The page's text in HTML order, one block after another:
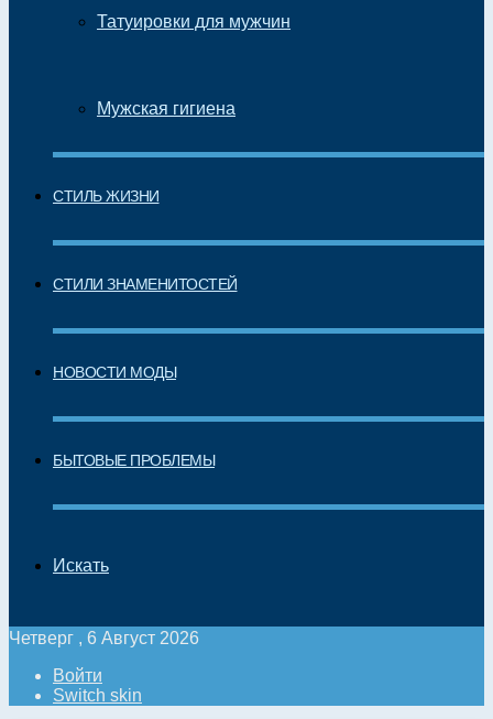
Татуировки для мужчин
Мужская гигиена
СТИЛЬ ЖИЗНИ
СТИЛИ ЗНАМЕНИТОСТЕЙ
НОВОСТИ МОДЫ
БЫТОВЫЕ ПРОБЛЕМЫ
Искать
Четверг , 6 Август 2026
Войти
Switch skin